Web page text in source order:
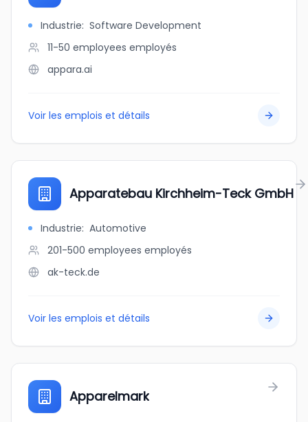
Industrie: Software Development
11-50 employees employés
appara.ai
Voir les emplois et détails
Apparatebau Kirchheim-Teck GmbH
Industrie: Automotive
201-500 employees employés
ak-teck.de
Voir les emplois et détails
Apparelmark